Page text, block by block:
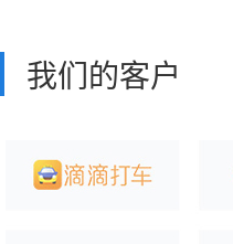
我们的客户